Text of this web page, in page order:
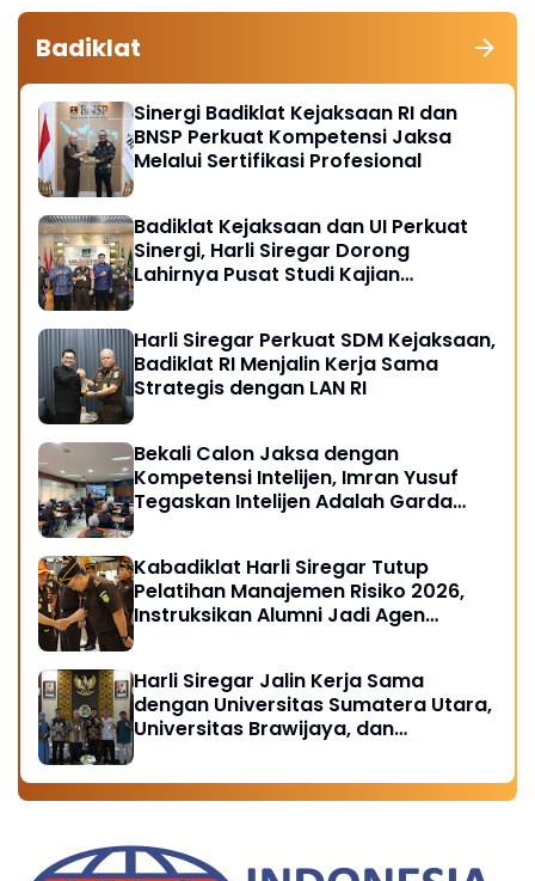
Badiklat
Sinergi Badiklat Kejaksaan RI dan
BNSP Perkuat Kompetensi Jaksa
Melalui Sertifikasi Profesional
Badiklat Kejaksaan dan UI Perkuat
Sinergi, Harli Siregar Dorong
Lahirnya Pusat Studi Kajian
Harli Siregar Perkuat SDM Kejaksaan,
Badiklat RI Menjalin Kerja Sama
Strategis dengan LAN RI
Bekali Calon Jaksa dengan
Kompetensi Intelijen, Imran Yusuf
Tegaskan Intelijen Adalah Garda
Kabadiklat Harli Siregar Tutup
Pelatihan Manajemen Risiko 2026,
Instruksikan Alumni Jadi Agen
Harli Siregar Jalin Kerja Sama
dengan Universitas Sumatera Utara,
Universitas Brawijaya, dan
Peluang Pegawai Kejaksaan RI
Tempuh Pendidikan Doktor (S3)